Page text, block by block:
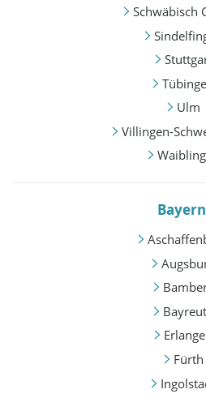
Schwäbisch
Ulm
Villingen-
Bayern
Fürth